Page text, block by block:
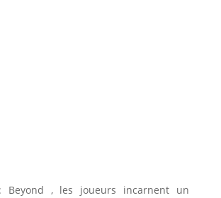
Beyond , les joueurs incarnent un